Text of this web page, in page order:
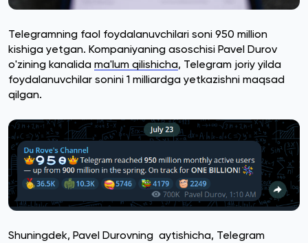
Telegramning faol foydalanuvchilari soni 950 million
kishiga yetgan. Kompaniyaning asoschisi Pavel Durov
o'zining kanalida ma'lum qilishicha, Telegram joriy yilda
foydalanuvchilar sonini 1 milliardga yetkazishni maqsad
qilgan.
Shuningdek, Pavel Durovning aytishicha, Telegram